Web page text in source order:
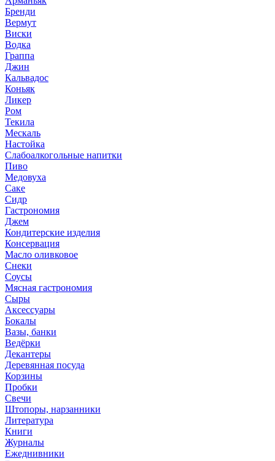
Бренди
Вермут
Виски
Водка
Граппа
Джин
Кальвадос
Коньяк
Ликер
Ром
Текила
Мескаль
Настойка
Слабоалкогольные напитки
Пиво
Медовуха
Саке
Сидр
Гастрономия
Джем
Кондитерские изделия
Консервация
Масло оливковое
Снеки
Соусы
Мясная гастрономия
Сыры
Аксессуары
Бокалы
Вазы, банки
Ведёрки
Декантеры
Деревянная посуда
Корзины
Пробки
Свечи
Штопоры, нарзанники
Литература
Книги
Журналы
Ежеднивники